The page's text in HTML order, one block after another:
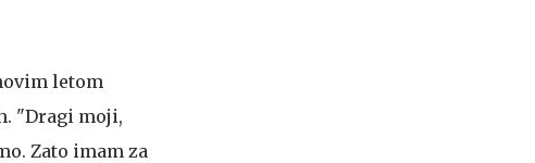
letom
"Dragi moji,
Zato imam za